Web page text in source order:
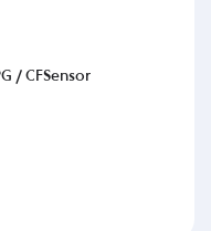
/ CFSensor